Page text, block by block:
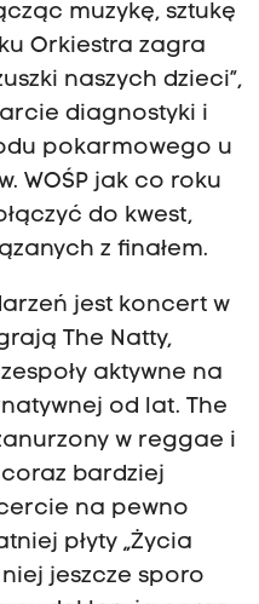
muzykę, sztukę
Orkiestra zagra
naszych dzieci”,
diagnostyki i
pokarmowego u
WOŚP jak co roku
do kwest,
z finałem.
jest koncert w
The Natty,
aktywne na
od lat. The
w reggae i
bardziej
na pewno
płyty „Życia
niej jeszcze sporo